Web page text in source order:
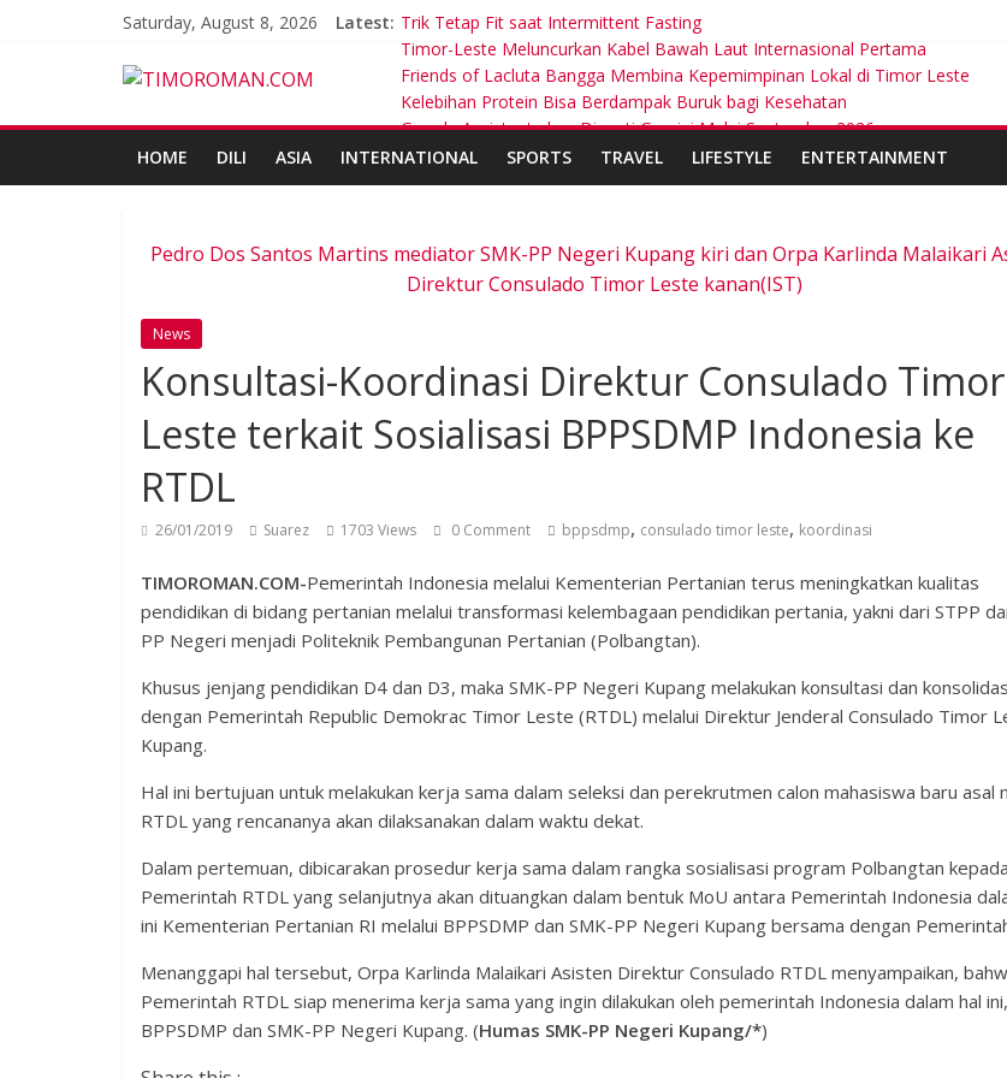
Saturday, August 8, 2026 Latest: Trik Tetap Fit saat Intermittent Fasting
Timor-Leste Meluncurkan Kabel Bawah Laut Internasional Pertama
Friends of Lacluta Bangga Membina Kepemimpinan Lokal di Timor Leste
Kelebihan Protein Bisa Berdampak Buruk bagi Kesehatan
Google Assistant akan Diganti Gemini Mulai September 2026
HOME
DILI ASIA INTERNATIONAL SPORTS TRAVEL LIFESTYLE ENTERTAINMENT
Pedro Dos Santos Martins mediator SMK-PP Negeri Kupang kiri dan Orpa Karlinda Malaikari
Direktur Consulado Timor Leste kanan(IST)
News
Konsultasi-Koordinasi Direktur Consulado Timor
Leste terkait Sosialisasi BPPSDMP Indonesia ke
RTDL
26/01/2019 Suarez 1703 Views 0 Comment bppsdmp, consulado timor leste, koordinasi
TIMOROMAN.COM-Pemerintah Indonesia melalui Kementerian Pertanian terus meningkatkan kualitas
pendidikan di bidang pertanian melalui transformasi kelembagaan pendidikan pertania, yakni dari STPP
PP Negeri menjadi Politeknik Pembangunan Pertanian (Polbangtan).
Khusus jenjang pendidikan D4 dan D3, maka SMK-PP Negeri Kupang melakukan konsultasi dan
dengan Pemerintah Republic Demokrac Timor Leste (RTDL) melalui Direktur Jenderal Consulado Timor
Kupang.
Hal ini bertujuan untuk melakukan kerja sama dalam seleksi dan perekrutmen calon mahasiswa baru asal
RTDL yang rencananya akan dilaksanakan dalam waktu dekat.
Dalam pertemuan, dibicarakan prosedur kerja sama dalam rangka sosialisasi program Polbangtan kepada
Pemerintah RTDL yang selanjutnya akan dituangkan dalam bentuk MoU antara Pemerintah Indonesia
ini Kementerian Pertanian RI melalui BPPSDMP dan SMK-PP Negeri Kupang bersama dengan
Menanggapi hal tersebut, Orpa Karlinda Malaikari Asisten Direktur Consulado RTDL menyampaikan,
Pemerintah RTDL siap menerima kerja sama yang ingin dilakukan oleh pemerintah Indonesia dalam hal ini,
BPPSDMP dan SMK-PP Negeri Kupang. (Humas SMK-PP Negeri Kupang/*)